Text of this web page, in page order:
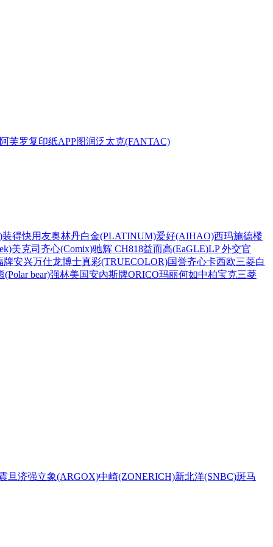
阿芙罗复印纸APP图润泛太克(FANTAC)
装得快用友奥林丹白金(PLATINUM)爱好(AIHAO)西玛施德楼
美克司 齐心(Comix)驰辉 CH818益而高(EaGLE)LP 外交官
牌安兴万仕龙博士真彩(TRUECOLOR)国誉齐心卡西欧三菱白
(Polar bear)强林美国安內斯牌ORICO玛丽何如中柏宝克三菱
旦济强立象(ARGOX)中崎(ZONERICH)新北洋(SNBC)斑马